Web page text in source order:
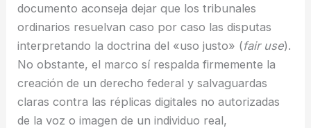
documento aconseja dejar que los tribunales
ordinarios resuelvan caso por caso las disputas
interpretando la doctrina del «uso justo» (fair use).
No obstante, el marco sí respalda firmemente la
creación de un derecho federal y salvaguardas
claras contra las réplicas digitales no autorizadas
de la voz o imagen de un individuo real,